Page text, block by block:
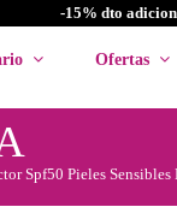
-15% dto
Ofertas
Spf50 Pieles